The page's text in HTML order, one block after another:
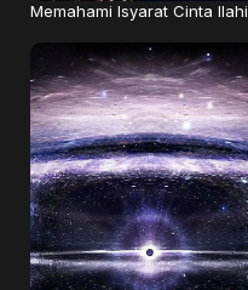
Memahami Isyarat Cinta Ilahi